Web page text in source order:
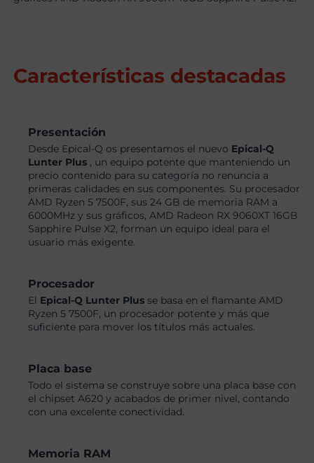
Características destacadas
Presentación
Desde Epical-Q os presentamos el nuevo Epical-Q
Lunter Plus , un equipo potente que manteniendo un
precio contenido para su categoría no renuncia a
primeras calidades en sus componentes. Su procesador
AMD Ryzen 5 7500F, sus 24 GB de memoria RAM a
6000MHz y sus gráficos, AMD Radeon RX 9060XT 16GB
Sapphire Pulse X2, forman un equipo ideal para el
usuario más exigente.
Procesador
El Epical-Q Lunter Plus se basa en el flamante AMD
Ryzen 5 7500F, un procesador potente y más que
suficiente para mover los títulos más actuales.
Placa base
Todo el sistema se construye sobre una placa base con
el chipset A620 y acabados de primer nivel, contando
con una excelente conectividad.
Memoria RAM